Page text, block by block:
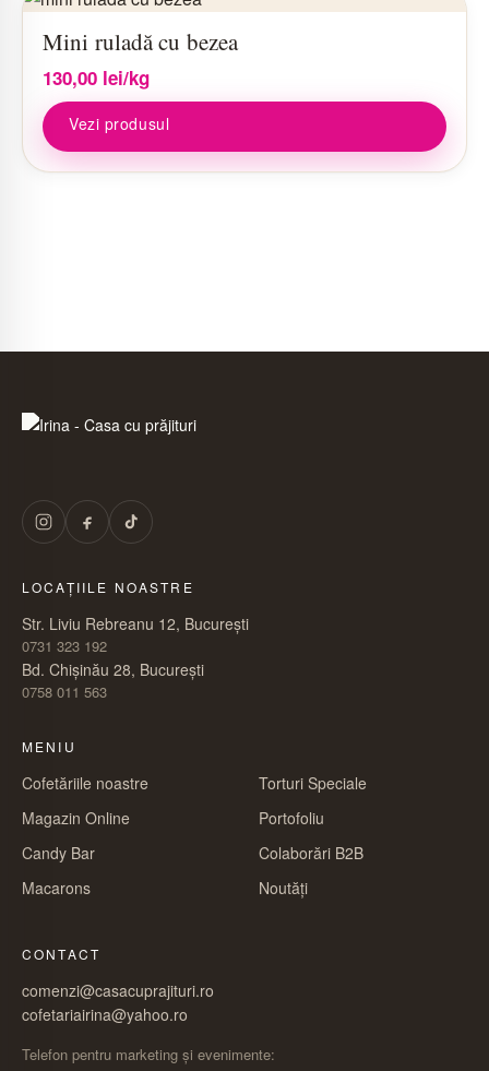
Mini ruladă cu bezea
130,00 lei/kg
Vezi produsul
LOCAȚIILE NOASTRE
Str. Liviu Rebreanu 12, București
0731 323 192
Bd. Chișinău 28, București
0758 011 563
MENIU
Cofetăriile noastre
Magazin Online
Candy Bar
Macarons
Torturi Speciale
Portofoliu
Colaborări B2B
Noutăți
CONTACT
comenzi@casacuprajituri.ro
cofetariairina@yahoo.ro
Telefon pentru marketing și evenimente: